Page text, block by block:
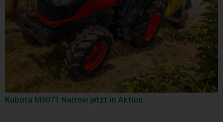
Kubota M5071 Narrow jetzt in Aktion